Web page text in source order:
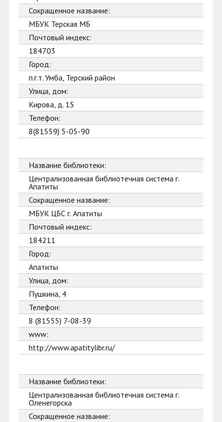
Сокращенное название:
МБУК Терская МБ
Почтовый индекс:
184703
Город:
п.г.т. Умба, Терский район
Улица, дом:
Кирова, д. 15
Телефон:
8(81559) 5-05-90
Название библиотеки:
Централизованная библиотечная система г.
Апатиты
Сокращенное название:
МБУК ЦБС г. Апатиты
Почтовый индекс:
184211
Город:
Апатиты
Улица, дом:
Пушкина, 4
Телефон:
8 (81555) 7-08-39
www:
http://www.apatitylibr.ru/
Название библиотеки:
Централизованная библиотечная система г.
Оленегорска
Сокращенное название: